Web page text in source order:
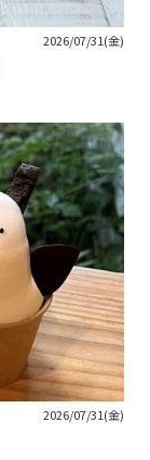
2026/07/31(金)
2026/07/31(金)